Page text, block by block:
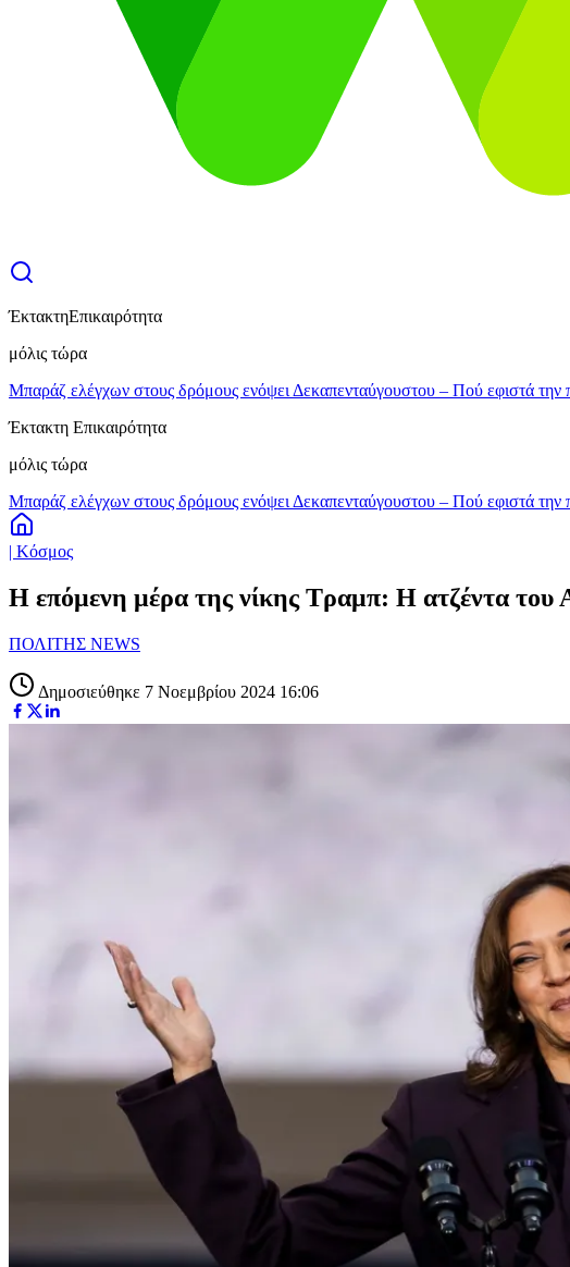
ΈκτακτηΕπικαιρότητα
μόλις τώρα
Μπαράζ ελέγχων στους δρόμους ενόψει Δεκαπενταύγουστου – Πού εφιστά την
Έκτακτη Επικαιρότητα
μόλις τώρα
Μπαράζ ελέγχων στους δρόμους ενόψει Δεκαπενταύγουστου – Πού εφιστά την
| Κόσμος
Η επόμενη μέρα της νίκης Τραμπ: Η ατζέντα του
ΠΟΛΙΤΗΣ NEWS
Δημοσιεύθηκε 7 Νοεμβρίου 2024 16:06